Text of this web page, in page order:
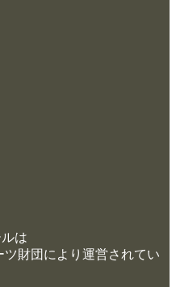
は
財団により運営されてい